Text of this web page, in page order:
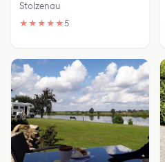
Stolzenau
★ ★ ★ ★ ★5